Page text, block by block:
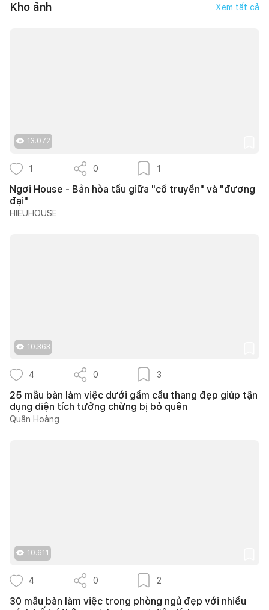
Kho ảnh Xem tất cả
13.072
1 0 1
Ngơi House - Bản hòa tấu giữa "cổ truyền" và "đương
đại"
HIEUHOUSE
10.363
4 0 3
25 mẫu bàn làm việc dưới gầm cầu thang đẹp giúp tận
dụng diện tích tưởng chừng bị bỏ quên
Quân Hoàng
10.611
4 0 2
30 mẫu bàn làm việc trong phòng ngủ đẹp với nhiều